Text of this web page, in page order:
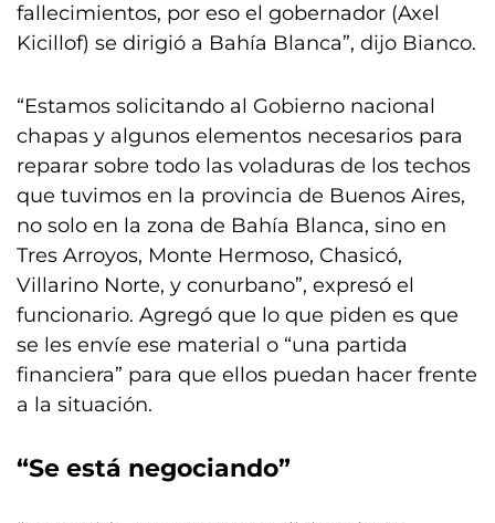
fallecimientos, por eso el gobernador (Axel
Kicillof) se dirigió a Bahía Blanca”, dijo Bianco.
“Estamos solicitando al Gobierno nacional
chapas y algunos elementos necesarios para
reparar sobre todo las voladuras de los techos
que tuvimos en la provincia de Buenos Aires,
no solo en la zona de Bahía Blanca, sino en
Tres Arroyos, Monte Hermoso, Chasicó,
Villarino Norte, y conurbano”, expresó el
funcionario. Agregó que lo que piden es que
se les envíe ese material o “una partida
financiera” para que ellos puedan hacer frente
a la situación.
“Se está negociando”